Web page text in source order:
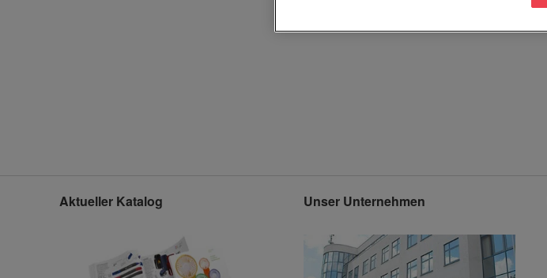
Aktueller Katalog Unser Unternehmen